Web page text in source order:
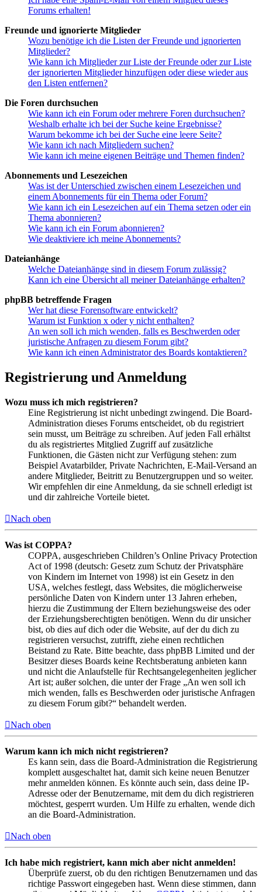
Forums erhalten!
Freunde und ignorierte Mitglieder
Wozu benötige ich die Listen der Freunde und ignorierten
Mitglieder?
Wie kann ich Mitglieder zur Liste der Freunde oder zur Liste
der ignorierten Mitglieder hinzufügen oder diese wieder aus
den Listen entfernen?
Die Foren durchsuchen
Wie kann ich ein Forum oder mehrere Foren durchsuchen?
Weshalb erhalte ich bei der Suche keine Ergebnisse?
Warum bekomme ich bei der Suche eine leere Seite?
Wie kann ich nach Mitgliedern suchen?
Wie kann ich meine eigenen Beiträge und Themen finden?
Abonnements und Lesezeichen
Was ist der Unterschied zwischen einem Lesezeichen und
einem Abonnements für ein Thema oder Forum?
Wie kann ich ein Lesezeichen auf ein Thema setzen oder ein
Thema abonnieren?
Wie kann ich ein Forum abonnieren?
Wie deaktiviere ich meine Abonnements?
Dateianhänge
Welche Dateianhänge sind in diesem Forum zulässig?
Kann ich eine Übersicht all meiner Dateianhänge erhalten?
phpBB betreffende Fragen
Wer hat diese Forensoftware entwickelt?
Warum ist Funktion x oder y nicht enthalten?
An wen soll ich mich wenden, falls es Beschwerden oder
juristische Anfragen zu diesem Forum gibt?
Wie kann ich einen Administrator des Boards kontaktieren?
Registrierung und Anmeldung
Wozu muss ich mich registrieren?
Eine Registrierung ist nicht unbedingt zwingend. Die Board-
Administration dieses Forums entscheidet, ob du registriert
sein musst, um Beiträge zu schreiben. Auf jeden Fall erhältst
du als registriertes Mitglied Zugriff auf zusätzliche
Funktionen, die Gästen nicht zur Verfügung stehen: zum
Beispiel Avatarbilder, Private Nachrichten, E-Mail-Versand an
andere Mitglieder, Beitritt zu Benutzergruppen und so weiter.
Wir empfehlen dir eine Anmeldung, da sie schnell erledigt ist
und dir zahlreiche Vorteile bietet.
Nach oben
Was ist COPPA?
COPPA, ausgeschrieben Children’s Online Privacy Protection
Act of 1998 (deutsch: Gesetz zum Schutz der Privatsphäre
von Kindern im Internet von 1998) ist ein Gesetz in den
USA, welches festlegt, dass Websites, die möglicherweise
persönliche Daten von Kindern unter 13 Jahren erheben,
hierzu die Zustimmung der Eltern beziehungsweise des oder
der Erziehungsberechtigten benötigen. Wenn du dir unsicher
bist, ob dies auf dich oder die Website, auf der du dich zu
registrieren versuchst, zutrifft, ziehe einen rechtlichen
Beistand zu Rate. Bitte beachte, dass phpBB Limited und der
Besitzer dieses Boards keine Rechtsberatung anbieten kann
und nicht die Anlaufstelle für Rechtsangelegenheiten jeglicher
Art ist; außer solchen, die unter der Frage „An wen soll ich
mich wenden, falls es Beschwerden oder juristische Anfragen
zu diesem Forum gibt?“ behandelt werden.
Nach oben
Warum kann ich mich nicht registrieren?
Es kann sein, dass die Board-Administration die Registrierung
komplett ausgeschaltet hat, damit sich keine neuen Benutzer
mehr anmelden können. Es könnte auch sein, dass deine IP-
Adresse oder der Benutzername, mit dem du dich registrieren
möchtest, gesperrt wurden. Um Hilfe zu erhalten, wende dich
an die Board-Administration.
Nach oben
Ich habe mich registriert, kann mich aber nicht anmelden!
Überprüfe zuerst, ob du den richtigen Benutzernamen und das
richtige Passwort eingegeben hast. Wenn diese stimmen, dann